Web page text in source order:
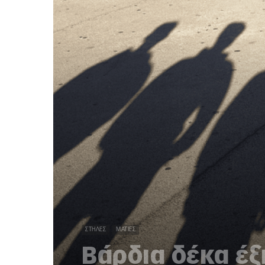
ΣΤΉΛΕΣ ΜΑΤΙΈΣ
Βάρδια δέκα